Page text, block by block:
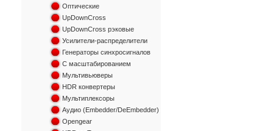
Оптические
UpDownCross
UpDownCross рэковые
Усилители-распределители
Генераторы синхросигналов
С масштабированием
Мультивьюверы
HDR конвертеры
Мультиплексоры
Аудио (Embedder/DeEmbedder)
Opengear